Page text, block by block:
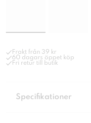
Frakt från 39 kr
60 dagars öppet köp
Fri retur till butik
Specifikationer